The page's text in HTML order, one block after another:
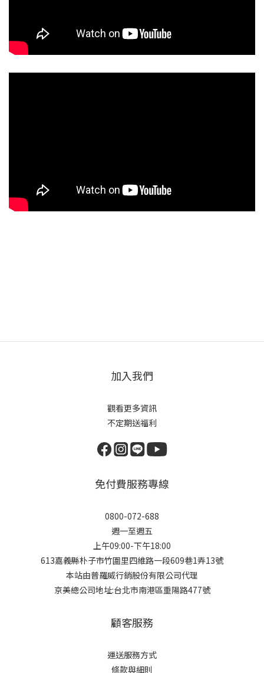
加入我們
觀看更多資訊
不定期送福利
免付費服務專線
0800-072-688
週一至週五
上午09:00-下午18:00
613嘉義縣朴子市竹圍里四維路一段609巷1弄13號
本站由普羅威行銷股份有限公司代理
京美總公司地址:台北市南港區重陽路477號
顧客服務
運送服務方式
條款與細則